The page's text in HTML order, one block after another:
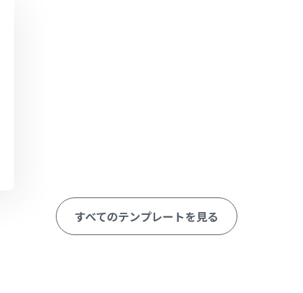
すべてのテンプレートを見る